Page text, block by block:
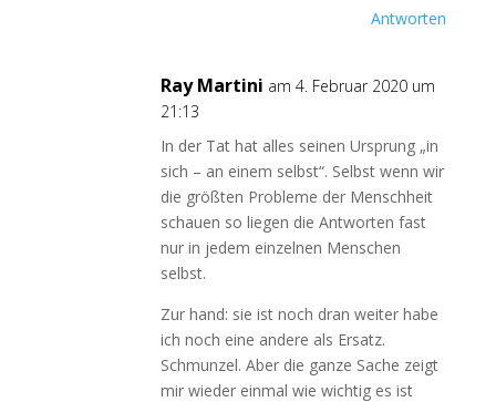
Antworten
Ray Martini am 4. Februar 2020 um
21:13
In der Tat hat alles seinen Ursprung „in
sich – an einem selbst“. Selbst wenn wir
die größten Probleme der Menschheit
schauen so liegen die Antworten fast
nur in jedem einzelnen Menschen
selbst.
Zur hand: sie ist noch dran weiter habe
ich noch eine andere als Ersatz.
Schmunzel. Aber die ganze Sache zeigt
mir wieder einmal wie wichtig es ist